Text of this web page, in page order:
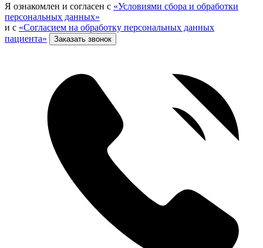
Я ознакомлен и согласен с «Условиями сбора и обработки
персональных данных»
и с «Согласием на обработку персональных данных
пациента»
Заказать звонок